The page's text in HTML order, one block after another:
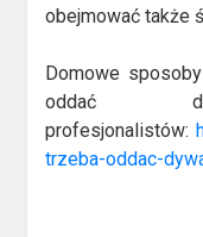
obejmować także
Domowe
oddać
profesjonalistów:
trzeba-oddac-